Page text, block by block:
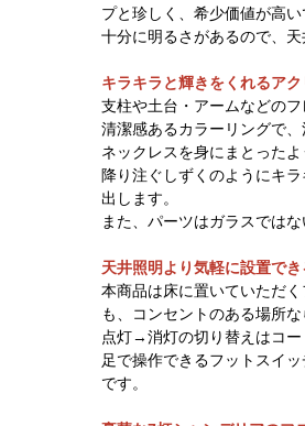
プと珍しく、希少価値が高い
十分に明るさがあるので、
キラキラと輝きをくれるア
支柱や土台・アームなどの
清潔感あるカラーリングで
ネックレスを身にまとった
降り注ぐしずくのようにキ
出します。
また、パーツはガラスでは
天井照明より気軽に設置で
本商品は床に置いていただ
も、コンセントのある場所
点灯→消灯の切り替えはコー
足で操作できるフットスイ
です。